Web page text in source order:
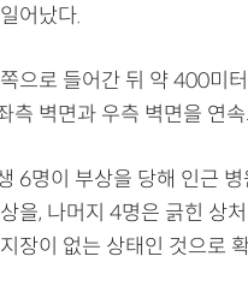
어났다.
으로 들어간 뒤 약 400미
측 벽면과 우측 벽면을 연
6명이 부상을 당해 인근
을, 나머지 4명은 긁힌 상
장이 없는 상태인 것으로